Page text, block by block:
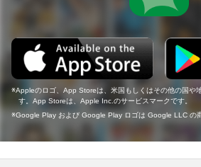
Appleのロゴ、App Storeは、米国もしくはその他の国や
す。App Storeは、Apple Inc.のサービスマークです。
Google Play および Google Play ロゴは Google LLC の